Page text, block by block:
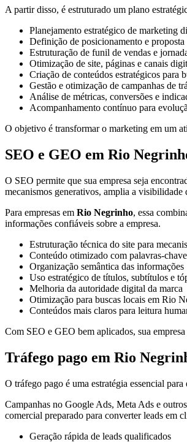
A partir disso, é estruturado um plano
Planejamento estratégico de marketing
Definição de posicionamento e
Estruturação de funil de vendas e
Otimização de site, páginas e canais
Criação de conteúdos estratégicos para
Gestão e otimização de campanhas de
Análise de métricas, conversões e
Acompanhamento contínuo para
O objetivo é transformar o marketing em um
SEO e GEO em Rio
O SEO permite que sua empresa seja
mecanismos generativos, amplia a
Para empresas em Rio Negrinho, essa
informações confiáveis sobre a empresa.
Estruturação técnica do site para
Conteúdo otimizado com palavras-
Organização semântica das informações
Uso estratégico de títulos, subtítulos e
Melhoria da autoridade digital da marca
Otimização para buscas locais em Rio
Conteúdos mais claros para leitura
Com SEO e GEO bem aplicados, sua
Tráfego pago em Rio
O tráfego pago é uma estratégia essencial
Campanhas no Google Ads, Meta Ads e
comercial preparado para converter leads em
Geração rápida de leads qualificados